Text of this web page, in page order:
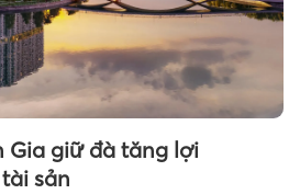
Gia giữ đà tăng lợi
sản